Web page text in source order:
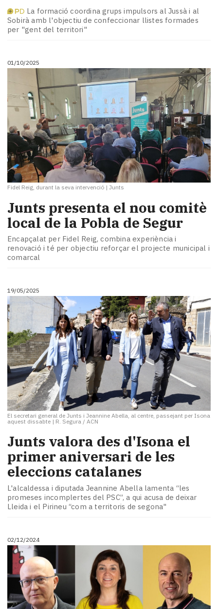
La formació coordina grups impulsors al Jussà i al
Sobirà amb l'objectiu de confeccionar llistes formades
per "gent del territori"
01/10/2025
Fidel Reig, durant la seva intervenció | Junts
Junts presenta el nou comitè
local de la Pobla de Segur
Encapçalat per Fidel Reig, combina experiència i
renovació i té per objectiu reforçar el projecte municipal i
comarcal
19/05/2025
El secretari general de Junts i Jeannine Abella, al centre, passejant per Isona
aquest dissabte | R. Segura / ACN
Junts valora des d'Isona el
primer aniversari de les
eleccions catalanes
L'alcaldessa i diputada Jeannine Abella lamenta “les
promeses incomplertes del PSC”, a qui acusa de deixar
Lleida i el Pirineu “com a territoris de segona"
02/12/2024